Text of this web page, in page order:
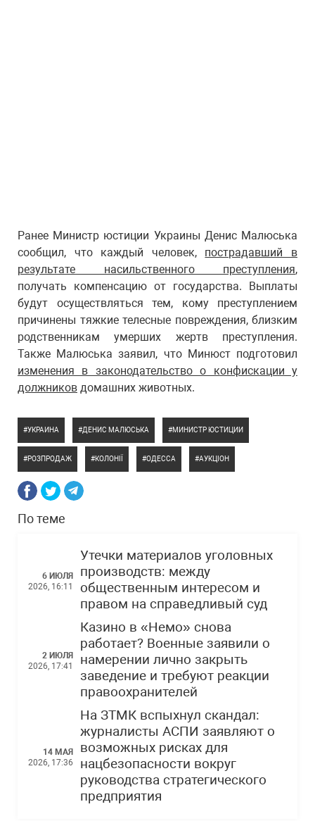
Ранее Министр юстиции Украины Денис Малюська
сообщил, что каждый человек, пострадавший в
результате насильственного преступления,
получать компенсацию от государства. Выплаты
будут осуществляться тем, кому преступлением
причинены тяжкие телесные повреждения, близким
родственникам умерших жертв преступления.
Также Малюська заявил, что Минюст подготовил
изменения в законодательство о конфискации у
должников домашних животных.
УКРАИНА ДЕНИС МАЛЮСЬКА МИНИСТР ЮСТИЦИИ
РОЗПРОДАЖ КОЛОНІЇ ОДЕССА АУКЦІОН
По теме
6 ИЮЛЯ
2026, 16:11
Утечки материалов уголовных
производств: между
общественным интересом и
правом на справедливый суд
2 ИЮЛЯ
2026, 17:41
Казино в «Немо» снова
работает? Военные заявили о
намерении лично закрыть
заведение и требуют реакции
правоохранителей
14 МАЯ
2026, 17:36
На ЗТМК вспыхнул скандал:
журналисты АСПИ заявляют о
возможных рисках для
нацбезопасности вокруг
руководства стратегического
предприятия